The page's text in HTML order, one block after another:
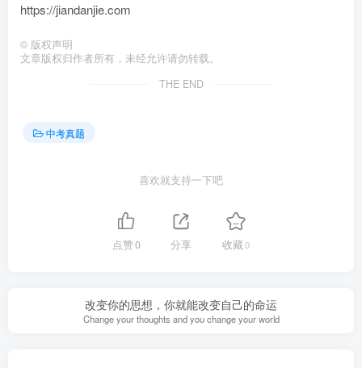
https://jiandanjie.com
© 版权声明
文章版权归作者所有，未经允许请勿转载。
THE END
中考真题
喜欢就支持一下吧
点赞0 分享 收藏0
改变你的思想，你就能改变自己的命运
Change your thoughts and you change your world